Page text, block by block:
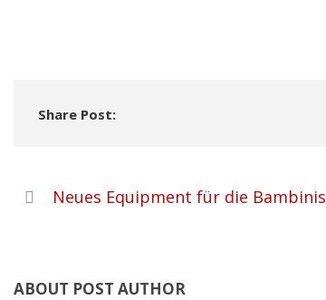
Share Post:
Neues Equipment für die Bambinis
ABOUT POST AUTHOR